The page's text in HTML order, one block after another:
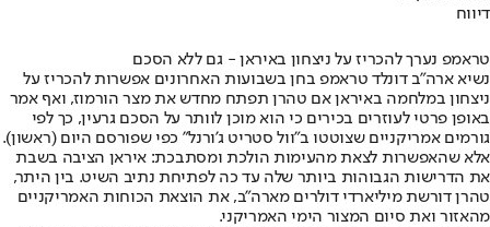
דיווח
טראמפ נערך להכריז על ניצחון באיראן - גם ללא הסכם
נשיא ארה"ב דונלד טראמפ בחן בשבועות האחרונים אפשרות להכריז על
ניצחון במלחמה באיראן אם טהרן תפתח מחדש את מצר הורמוז, ואף אמר
באופן פרטי לעוזרים בכירים כי הוא מוכן לוותר על הסכם גרעין, כך לפי
גורמים אמריקניים שצוטטו ב"וול סטריט ג'ורנל" כפי שפורסם היום (ראשון).
אלא שהאפשרות לצאת מהעימות הולכת ומסתבכת: איראן הציבה בשבת
את הדרישות הגבוהות ביותר שלה עד כה לפתיחת נתיב השיט. בין היתר,
טהרן דורשת מיליארדי דולרים מארה"ב, את הוצאת הכוחות האמריקניים
מהאזור ואת סיום המצור הימי האמריקני.